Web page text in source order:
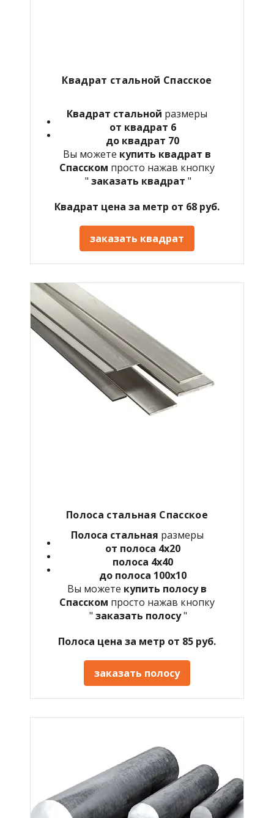
Квадрат стальной Спасское
Квадрат стальной размеры
от квадрат 6
до квадрат 70
Вы можете купить квадрат в
Спасском просто нажав кнопку
" заказать квадрат "
Квадрат цена за метр от 68 руб.
заказать квадрат
Полоса стальная Спасское
Полоса стальная размеры
от полоса 4х20
полоса 4х40
до полоса 100х10
Вы можете купить полосу в
Спасском просто нажав кнопку
" заказать полосу"
Полоса цена за метр от 85 руб.
заказать полосу